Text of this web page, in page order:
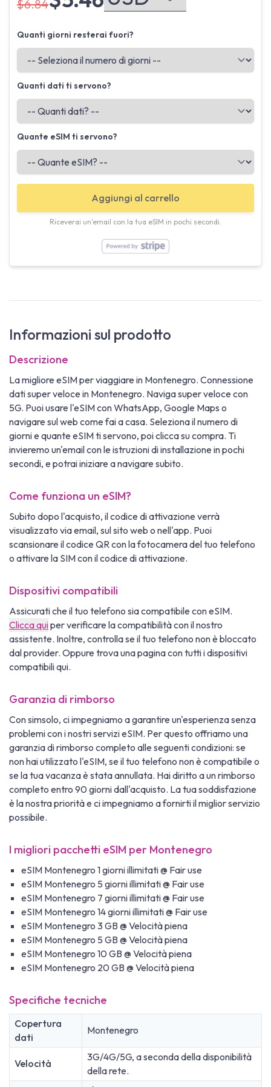
$6.84
Quanti giorni resterai fuori?
Quanti dati ti servono?
Quante eSIM ti servono?
Aggiungi al carrello
Riceverai un'email con la tua eSIM in pochi secondi.
Informazioni sul prodotto
Descrizione
La migliore eSIM per viaggiare in Montenegro. Connessione
dati super veloce in Montenegro. Naviga super veloce con
5G. Puoi usare l'eSIM con WhatsApp, Google Maps o
navigare sul web come fai a casa. Seleziona il numero di
giorni e quante eSIM ti servono, poi clicca su compra. Ti
invieremo un'email con le istruzioni di installazione in pochi
secondi, e potrai iniziare a navigare subito.
Come funziona un eSIM?
Subito dopo l'acquisto, il codice di attivazione verrà
visualizzato via email, sul sito web o nell'app. Puoi
scansionare il codice QR con la fotocamera del tuo telefono
o attivare la SIM con il codice di attivazione.
Dispositivi compatibili
Assicurati che il tuo telefono sia compatibile con eSIM.
Clicca quiper verificare la compatibilità con il nostro
assistente. Inoltre, controlla se il tuo telefono non è bloccato
dal provider. Oppure trova una pagina con tutti i dispositivi
compatibili qui.
Garanzia di rimborso
Con simsolo, ci impegniamo a garantire un'esperienza senza
problemi con i nostri servizi eSIM. Per questo offriamo una
garanzia di rimborso completo alle seguenti condizioni: se
non hai utilizzato l'eSIM, se il tuo telefono non è compatibile o
se la tua vacanza è stata annullata. Hai diritto a un rimborso
completo entro 90 giorni dall'acquisto. La tua soddisfazione
è la nostra priorità e ci impegniamo a fornirti il miglior servizio
possibile.
I migliori pacchetti eSIM per Montenegro
eSIM Montenegro 1 giorni illimitati @ Fair use
eSIM Montenegro 5 giorni illimitati @ Fair use
eSIM Montenegro 7 giorni illimitati @ Fair use
eSIM Montenegro 14 giorni illimitati @ Fair use
eSIM Montenegro 3 GB @ Velocità piena
eSIM Montenegro 5 GB @ Velocità piena
eSIM Montenegro 10 GB @ Velocità piena
eSIM Montenegro 20 GB @ Velocità piena
Specifiche tecniche
Copertura
dati
Montenegro
Velocità
3G/4G/5G, a seconda della disponibilità
della rete.